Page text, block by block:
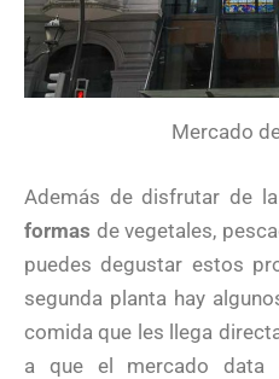
Mercado
Además de disfrutar de
formas de vegetales,
puedes degustar estos
segunda planta hay
comida que les llega
a que el mercado data